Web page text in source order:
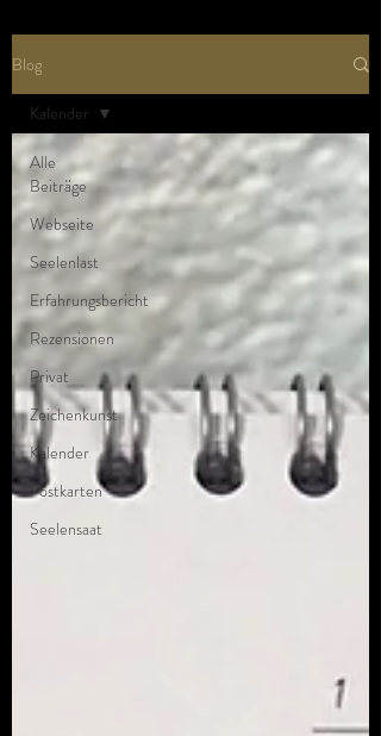
Blog
Alle
Beiträge
Webseite
Seelenlast
Erfahrungsbericht
Rezensionen
Privat
Zeichenkunst
Kalender
Postkarten
Seelensaat
Kalender